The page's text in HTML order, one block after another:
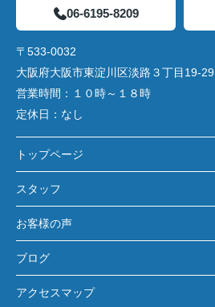
06-6195-8209
〒533-0032
大阪府大阪市東淀川区淡路３丁目19-29
営業時間： １０時～１８時
定休日： なし
トップページ
スタッフ
お客様の声
ブログ
アクセスマップ